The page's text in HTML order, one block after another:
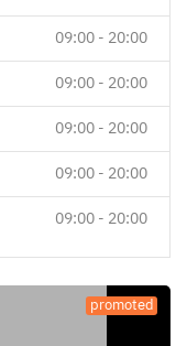
09:00 - 20:00
09:00 - 20:00
09:00 - 20:00
09:00 - 20:00
09:00 - 20:00
promoted